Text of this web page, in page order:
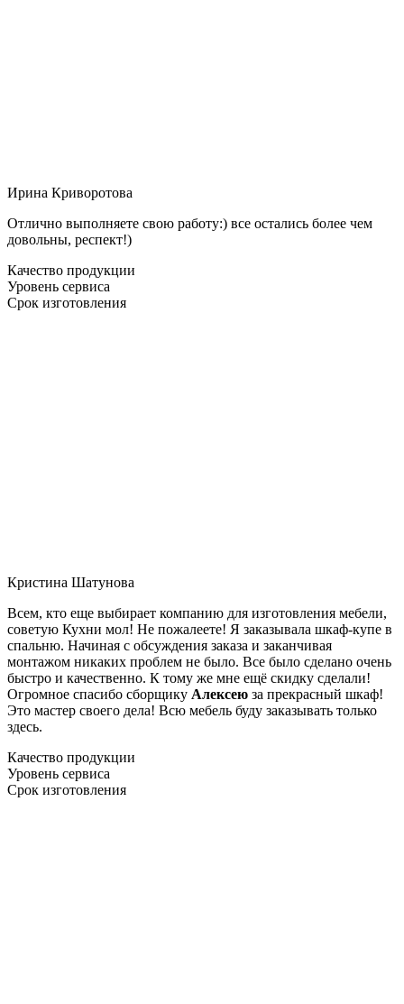
Ирина Криворотова
Отлично выполняете свою работу:) все остались более чем
довольны, респект!)
Качество продукции
Уровень сервиса
Срок изготовления
Кристина Шатунова
Всем, кто еще выбирает компанию для изготовления мебели,
советую Кухни мол! Не пожалеете! Я заказывала шкаф-купе в
спальню. Начиная с обсуждения заказа и заканчивая
монтажом никаких проблем не было. Все было сделано очень
быстро и качественно. К тому же мне ещё скидку сделали!
Огромное спасибо сборщику Алексею за прекрасный шкаф!
Это мастер своего дела! Всю мебель буду заказывать только
здесь.
Качество продукции
Уровень сервиса
Срок изготовления